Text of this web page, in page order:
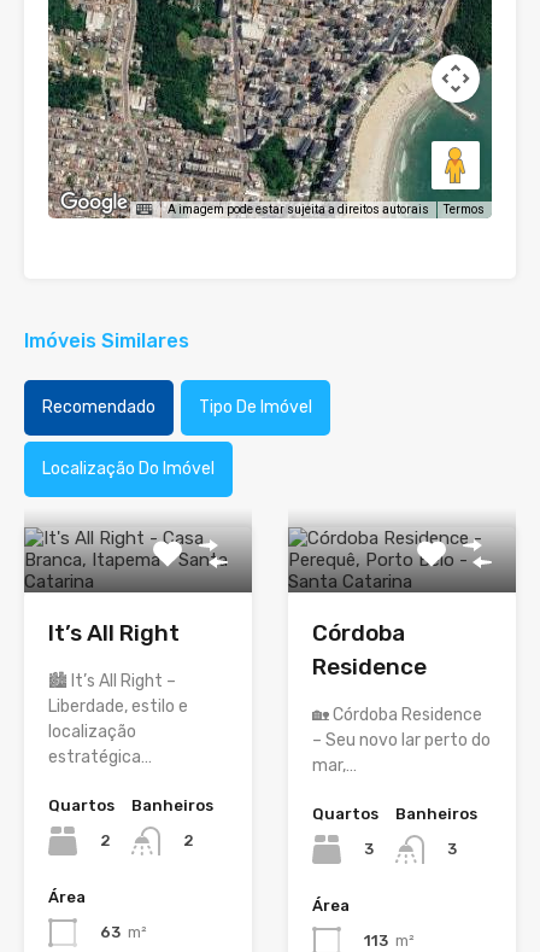
A imagem pode estar sujeita a direitos autorais Termos
Imóveis Similares
Recomendado Tipo De Imóvel
Localização Do Imóvel
It’s All Right
🏙️ It’s All Right –
Liberdade, estilo e
localização
estratégica…
Quartos
2
Banheiros
2
Área
63 m²
Córdoba
Residence
🏡 Córdoba Residence
– Seu novo lar perto do
mar,…
Quartos
3
Banheiros
3
Área
113 m²